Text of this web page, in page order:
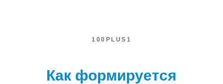
100PLUS1
Как формируется